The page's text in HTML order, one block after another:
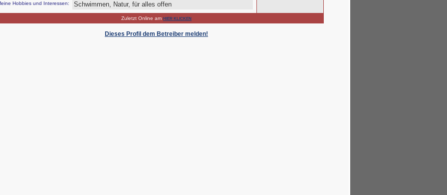
Hobbies und Interessen: Schwimmen, Natur, für alles offen
Zuletzt Online am HIER KLICKEN
Dieses Profil dem Betreiber melden!